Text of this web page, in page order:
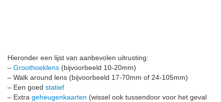
Hieronder een lijst van aanbevolen uitrusting:
– Groothoeklens (bijvoorbeeld 10-20mm)
– Walk around lens (bijvoorbeeld 17-70mm of 24-105mm)
– Een goed statief
– Extra geheugenkaarten (wissel ook tussendoor voor het geval